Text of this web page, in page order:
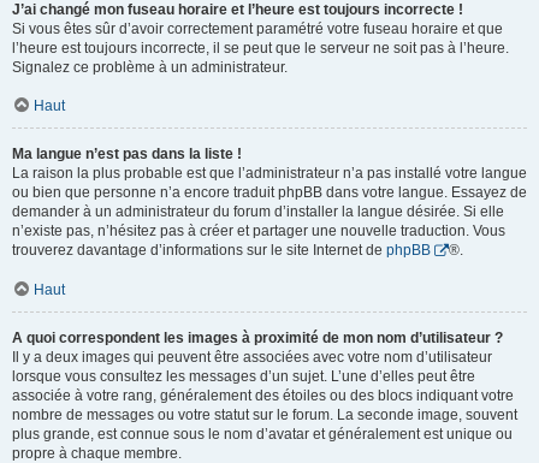
J’ai changé mon fuseau horaire et l’heure est toujours incorrecte !
Si vous êtes sûr d’avoir correctement paramétré votre fuseau horaire et que
l’heure est toujours incorrecte, il se peut que le serveur ne soit pas à l’heure.
Signalez ce problème à un administrateur.
Haut
Ma langue n’est pas dans la liste !
La raison la plus probable est que l’administrateur n’a pas installé votre langue
ou bien que personne n’a encore traduit phpBB dans votre langue. Essayez de
demander à un administrateur du forum d’installer la langue désirée. Si elle
n’existe pas, n’hésitez pas à créer et partager une nouvelle traduction. Vous
trouverez davantage d’informations sur le site Internet de phpBB ®.
Haut
A quoi correspondent les images à proximité de mon nom d’utilisateur ?
Il y a deux images qui peuvent être associées avec votre nom d’utilisateur
lorsque vous consultez les messages d’un sujet. L’une d’elles peut être
associée à votre rang, généralement des étoiles ou des blocs indiquant votre
nombre de messages ou votre statut sur le forum. La seconde image, souvent
plus grande, est connue sous le nom d’avatar et généralement est unique ou
propre à chaque membre.